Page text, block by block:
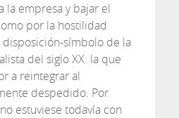
la empresa y bajar el
por la hostilidad
disposición-símbolo de la
del siglo XX: la que
a reintegrar al
despedido. Por
estuviese todavía con